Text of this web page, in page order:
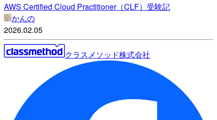
AWS Certified Cloud Practitioner（CLF）受験記
かんの
2026.02.05
クラスメソッド株式会社